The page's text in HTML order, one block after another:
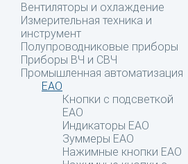
Вентиляторы и охлаждение
Измерительная техника и
инструмент
Полупроводниковые приборы
Приборы ВЧ и СВЧ
Промышленная автоматизация
EAO
Кнопки с подсветкой
EAO
Индикаторы EAO
Зуммеры EAO
Нажимные кнопки EAO